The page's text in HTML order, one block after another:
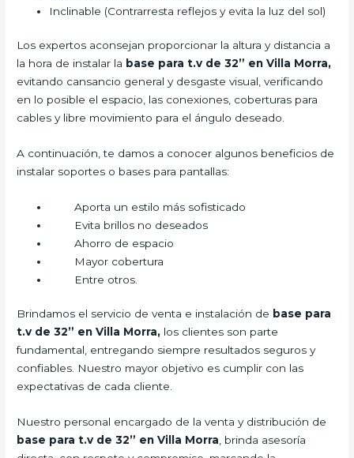
Inclinable (Contrarresta reflejos y evita la luz del sol)
Los expertos aconsejan proporcionar la altura y distancia a
la hora de instalar la base para t.v de 32” en Villa Morra,
evitando cansancio general y desgaste visual, verificando
en lo posible el espacio, las conexiones, coberturas para
cables y libre movimiento para el ángulo deseado.
A continuación, te damos a conocer algunos beneficios de
instalar soportes o bases para pantallas:
Aporta un estilo más sofisticado
Evita brillos no deseados
Ahorro de espacio
Mayor cobertura
Entre otros.
Brindamos el servicio de venta e instalación de base para
t.v de 32” en Villa Morra, los clientes son parte
fundamental, entregando siempre resultados seguros y
confiables. Nuestro mayor objetivo es cumplir con las
expectativas de cada cliente.
Nuestro personal encargado de la venta y distribución de
base para t.v de 32” en Villa Morra, brinda asesoría